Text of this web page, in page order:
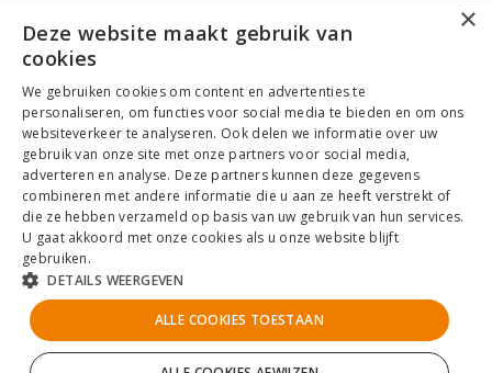
Facebook
Certificaten
Algemene voorwaarden
Privacybeleid
×
Deze website maakt gebruik van
cookies
We gebruiken cookies om content en advertenties te
personaliseren, om functies voor social media te bieden en om ons
websiteverkeer te analyseren. Ook delen we informatie over uw
gebruik van onze site met onze partners voor social media,
adverteren en analyse. Deze partners kunnen deze gegevens
combineren met andere informatie die u aan ze heeft verstrekt of
die ze hebben verzameld op basis van uw gebruik van hun services.
U gaat akkoord met onze cookies als u onze website blijft
gebruiken.
DETAILS WEERGEVEN
ALLE COOKIES TOESTAAN